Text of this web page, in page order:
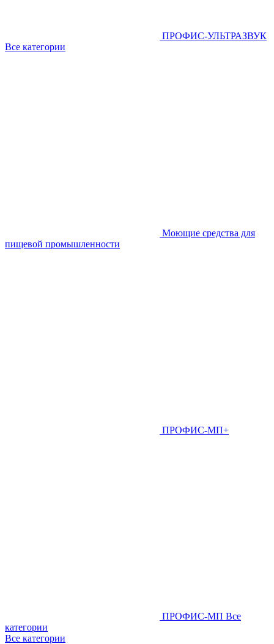
ПРОФИС-УЛЬТРАЗВУК
Все категории
Моющие средства для
пищевой промышленности
ПРОФИС-МП+
ПРОФИС-МП Все
категории
Все категории